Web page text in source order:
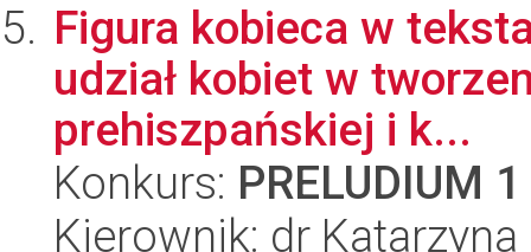
Figura kobieca w
udział kobiet w
prehiszpańskiej i k...
Konkurs: PRELUDIUM 1
Kierownik: dr